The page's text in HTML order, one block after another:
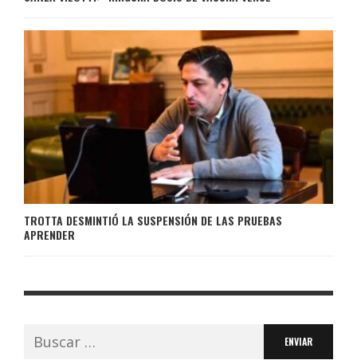
TROTTA DESMINTIÓ LA SUSPENSIÓN DE LAS PRUEBAS
APRENDER
Buscar: